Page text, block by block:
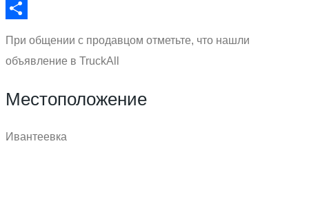
Email
При общении с продавцом отметьте, что нашли
объявление в TruckAll
Местоположение
Ивантеевка